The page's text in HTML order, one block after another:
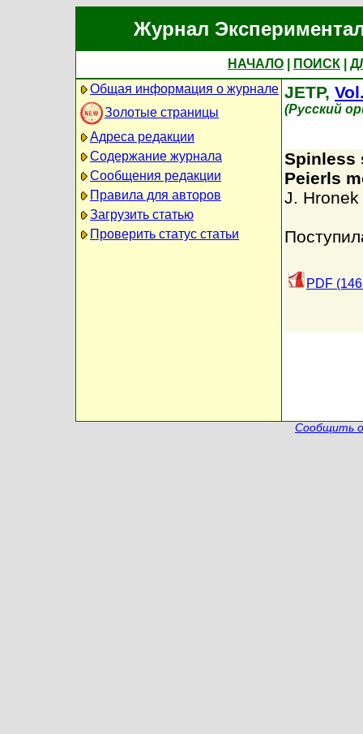
Журнал
НАЧАЛО ПОИСК
Общая информация о журнале
Золотые страницы
Адреса редакции
Содержание журнала
Сообщения редакции
Правила для авторов
Загрузить статью
Проверить статус статьи
JETP,
(Русский
Spinless
Peierls
J. Hronek
PDF
Сообщить о